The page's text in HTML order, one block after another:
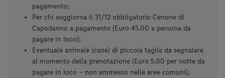
pagamento;
Per chi soggiorna il 31/12 obbligatorio Cenone di
Capodanno a pagamento (Euro 45.00 a persona da
pagare in loco);
Eventuale animale (cane) di piccola taglia da segnalare
al momento della prenotazione (Euro 5.00 per notte da
pagare in loco – non ammesso nelle aree comuni);